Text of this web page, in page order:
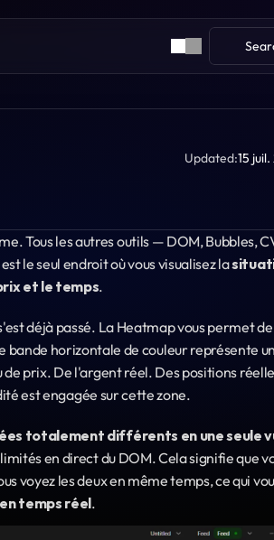
Updated:15
Tous les autres outils — DOM, Bubbles,
le seul endroit où vous visualisez la
et le temps.
bande horizontale de couleur représente
prix. De l'argent réel. Des positions
est engagée sur cette zone.
totalement différents en une seule
en direct du DOM. Cela signifie que
voyez les deux en même temps, ce qui
temps réel.